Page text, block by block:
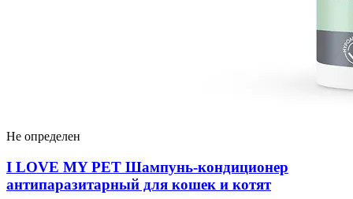
Не определен
I LOVЕ MY PET Шампунь-кондиционер
антипаразитарный для кошек и котят